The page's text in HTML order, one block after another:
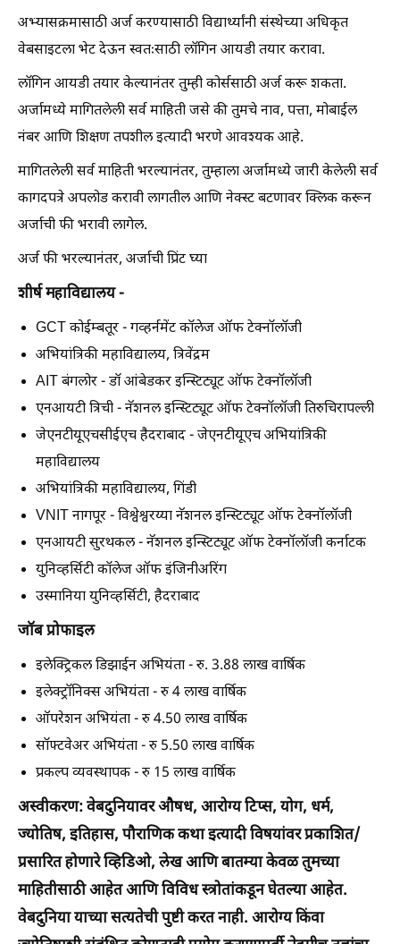
अभ्यासक्रमासाठी अर्ज करण्यासाठी विद्यार्थ्यांनी संस्थेच्या अधिकृत
वेबसाइटला भेट देऊन स्वतःसाठी लॉगिन आयडी तयार करावा.
लॉगिन आयडी तयार केल्यानंतर तुम्ही कोर्ससाठी अर्ज करू शकता.
अर्जामध्ये मागितलेली सर्व माहिती जसे की तुमचे नाव, पत्ता, मोबाईल
नंबर आणि शिक्षण तपशील इत्यादी भरणे आवश्यक आहे.
मागितलेली सर्व माहिती भरल्यानंतर, तुम्हाला अर्जामध्ये जारी केलेली सर्व
कागदपत्रे अपलोड करावी लागतील आणि नेक्स्ट बटणावर क्लिक करून
अर्जाची फी भरावी लागेल.
अर्ज फी भरल्यानंतर, अर्जाची प्रिंट घ्या
शीर्ष महाविद्यालय -
GCT कोईम्बतूर - गव्हर्नमेंट कॉलेज ऑफ टेक्नॉलॉजी
अभियांत्रिकी महाविद्यालय, त्रिवेंद्रम
AIT बंगलोर - डॉ आंबेडकर इन्स्टिट्यूट ऑफ टेक्नॉलॉजी
एनआयटी त्रिची - नॅशनल इन्स्टिट्यूट ऑफ टेक्नॉलॉजी तिरुचिरापल्ली
जेएनटीयूएचसीईएच हैदराबाद - जेएनटीयूएच अभियांत्रिकी
महाविद्यालय
अभियांत्रिकी महाविद्यालय, गिंडी
VNIT नागपूर - विश्वेश्वरय्या नॅशनल इन्स्टिट्यूट ऑफ टेक्नॉलॉजी
एनआयटी सुरथकल - नॅशनल इन्स्टिट्यूट ऑफ टेक्नॉलॉजी कर्नाटक
युनिव्हर्सिटी कॉलेज ऑफ इंजिनीअरिंग
उस्मानिया युनिव्हर्सिटी, हैदराबाद
जॉब प्रोफाइल
इलेक्ट्रिकल डिझाईन अभियंता - रु. 3.88 लाख वार्षिक
इलेक्ट्रॉनिक्स अभियंता - रु 4 लाख वार्षिक
ऑपरेशन अभियंता - रु 4.50 लाख वार्षिक
सॉफ्टवेअर अभियंता - रु 5.50 लाख वार्षिक
प्रकल्प व्यवस्थापक - रु 15 लाख वार्षिक
अस्वीकरण: वेबदुनियावर औषध, आरोग्य टिप्स, योग, धर्म,
ज्योतिष, इतिहास, पौराणिक कथा इत्यादी विषयांवर प्रकाशित/
प्रसारित होणारे व्हिडिओ, लेख आणि बातम्या केवळ तुमच्या
माहितीसाठी आहेत आणि विविध स्त्रोतांकडून घेतल्या आहेत.
वेबदुनिया याच्या सत्यतेची पुष्टी करत नाही. आरोग्य किंवा